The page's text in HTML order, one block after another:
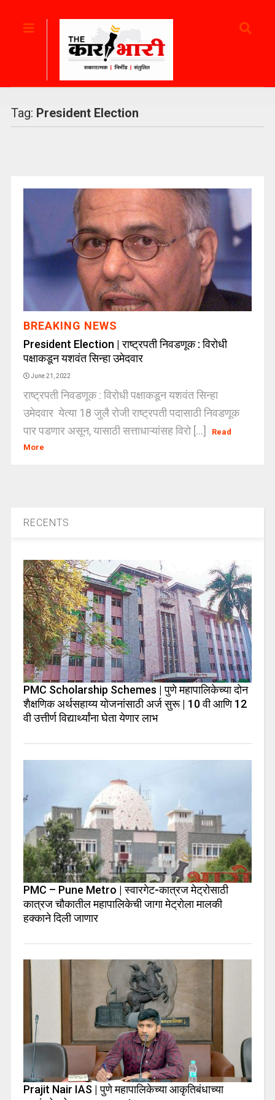
Tag: President Election
BREAKING NEWS
President Election | राष्ट्रपती निवडणूक : विरोधी
पक्षाकडून यशवंत सिन्हा उमेदवार
June 21, 2022
राष्ट्रपती निवडणूक : विरोधी पक्षाकडून यशवंत सिन्हा
उमेदवार येत्या 18 जुलै रोजी राष्ट्रपती पदासाठी निवडणूक
पार पडणार असून, यासाठी सत्ताधाऱ्यांसह विरो [...]
Read
More
RECENTS
PMC Scholarship Schemes | पुणे महापालिकेच्या दोन
शैक्षणिक अर्थसहाय्य योजनांसाठी अर्ज सुरू | 10 वी आणि 12
वी उत्तीर्ण विद्यार्थ्यांना घेता येणार लाभ
PMC – Pune Metro | स्वारगेट-कात्रज मेट्रोसाठी
कात्रज चौकातील महापालिकेची जागा मेट्रोला मालकी
हक्काने दिली जाणार
Prajit Nair IAS | पुणे महापालिकेच्या आकृतिबंधाच्या